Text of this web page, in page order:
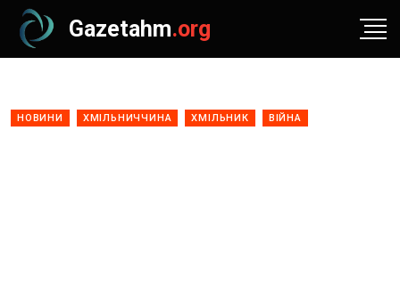
Gazetahm.org
НОВИНИ ХМІЛЬНИЧЧИНА ХМІЛЬНИК ВІЙНА